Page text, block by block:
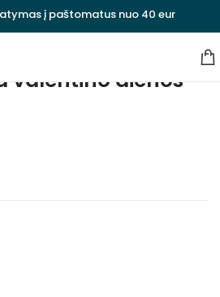
į paštomatus nuo 40 eur
valentino dienos